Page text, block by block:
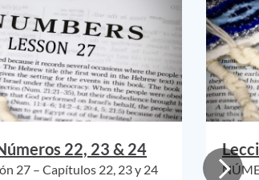
22, 23 & 24
27 – Capítulos 22, 23 y 24